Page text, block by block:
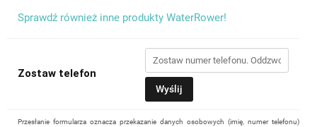
Sprawdź również inne produkty WaterRower!
Zostaw telefon
Wyślij
Przesłanie formularza oznacza przekazanie danych osobowych (imię, numer telefonu)